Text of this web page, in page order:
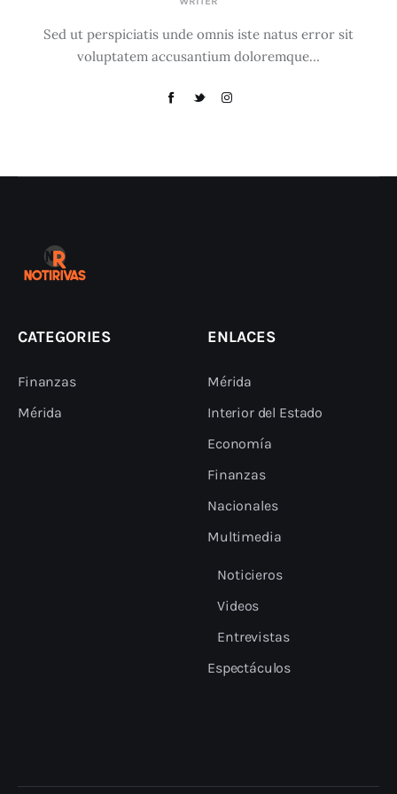
Sed ut perspiciatis unde omnis iste natus error sit
voluptatem accusantium doloremque…
CATEGORIES
Finanzas
Mérida
ENLACES
Mérida
Interior del Estado
Economía
Finanzas
Nacionales
Multimedia
Noticieros
Videos
Entrevistas
Espectáculos